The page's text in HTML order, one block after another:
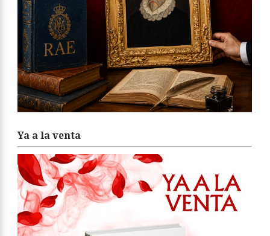
Ya a la venta